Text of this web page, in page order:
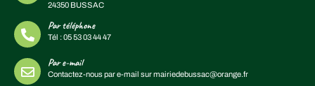
24350 BUSSAC
Par téléphone
Tél :05 53 03 44 47
Par e-mail
Contactez-nous par e-mail surmairiedebussac@orange.fr